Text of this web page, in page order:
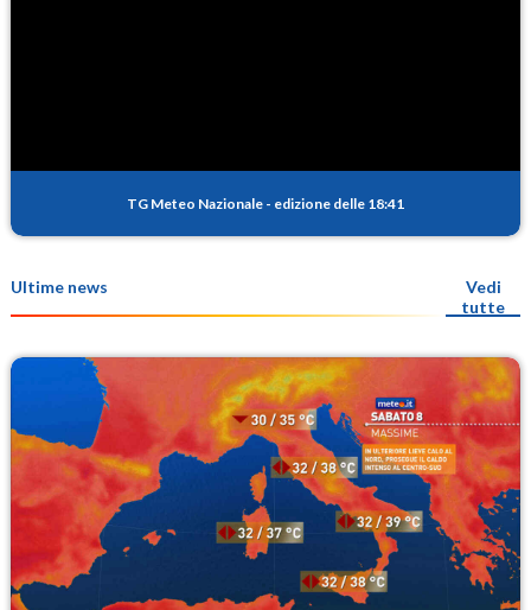
TG Meteo Nazionale - edizione delle 18:41
Ultime news
Vedi
tutte